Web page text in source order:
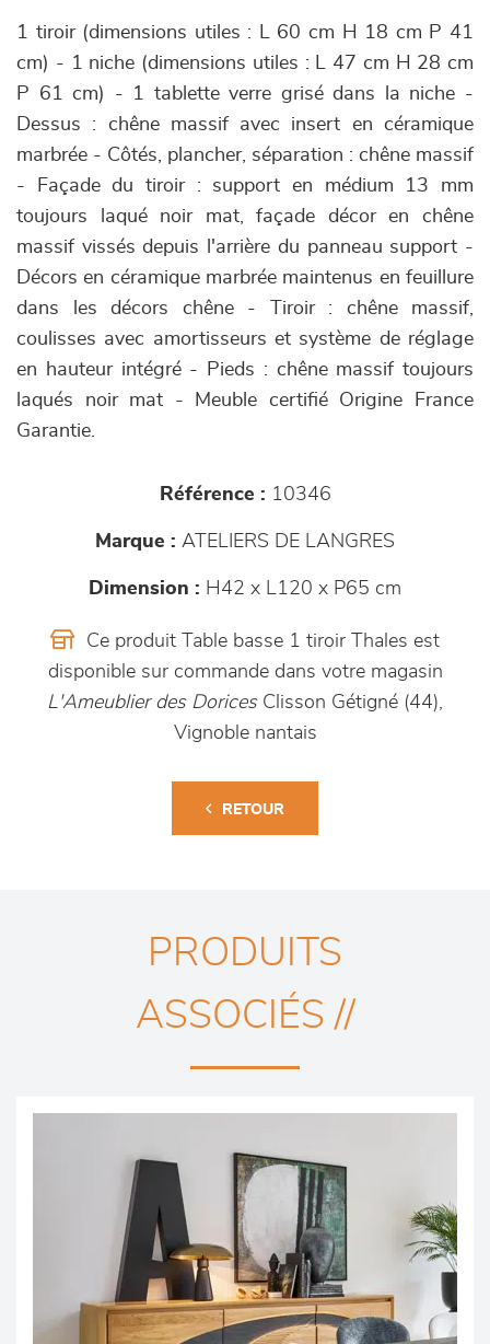
1 tiroir (dimensions utiles : L 60 cm H 18 cm P 41
cm) - 1 niche (dimensions utiles : L 47 cm H 28 cm
P 61 cm) - 1 tablette verre grisé dans la niche -
Dessus : chêne massif avec insert en céramique
marbrée - Côtés, plancher, séparation : chêne massif
- Façade du tiroir : support en médium 13 mm
toujours laqué noir mat, façade décor en chêne
massif vissés depuis l'arrière du panneau support -
Décors en céramique marbrée maintenus en feuillure
dans les décors chêne - Tiroir : chêne massif,
coulisses avec amortisseurs et système de réglage
en hauteur intégré - Pieds : chêne massif toujours
laqués noir mat - Meuble certifié Origine France
Garantie.
Référence : 10346
Marque : ATELIERS DE LANGRES
Dimension : H42 x L120 x P65 cm
Ce produit Table basse 1 tiroir Thales est
disponible sur commande dans votre magasin
L'Ameublier des DoricesClisson Gétigné (44),
Vignoble nantais
RETOUR
PRODUITS
ASSOCIÉS //